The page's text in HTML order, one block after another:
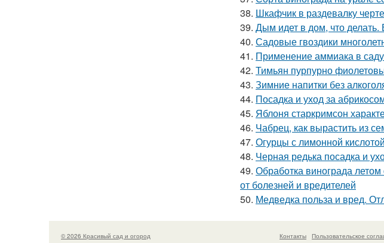
38. Шкафчик в раздевалку
39. Дым идет в дом, что
40. Садовые гвоздики
41. Применение аммиака в
42. Тимьян пурпурно
43. Зимние напитки без
44. Посадка и уход за
45. Яблоня старкримсон
46. Чабрец, как вырастить из
47. Огурцы с лимонной
48. Черная редька посадка и
49. Обработка винограда
от болезней и вредителей
50. Медведка польза и вред.
© 2026 Красивый сад и огород Контакты Пользовательское